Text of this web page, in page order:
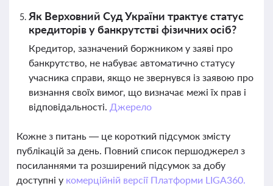
Як Верховний Суд України трактує статус
кредиторів у банкрутстві фізичних осіб?
Кредитор, зазначений боржником у заяві про
банкрутство, не набуває автоматично статусу
учасника справи, якщо не звернувся із заявою про
визнання своїх вимог, що визначає межі їх прав і
відповідальності. Джерело
Кожне з питань — це короткий підсумок змісту
публікацій за день. Повний список першоджерел з
посиланнями та розширений підсумок за добу
доступні у комерційній версії Платформи LIGA360.